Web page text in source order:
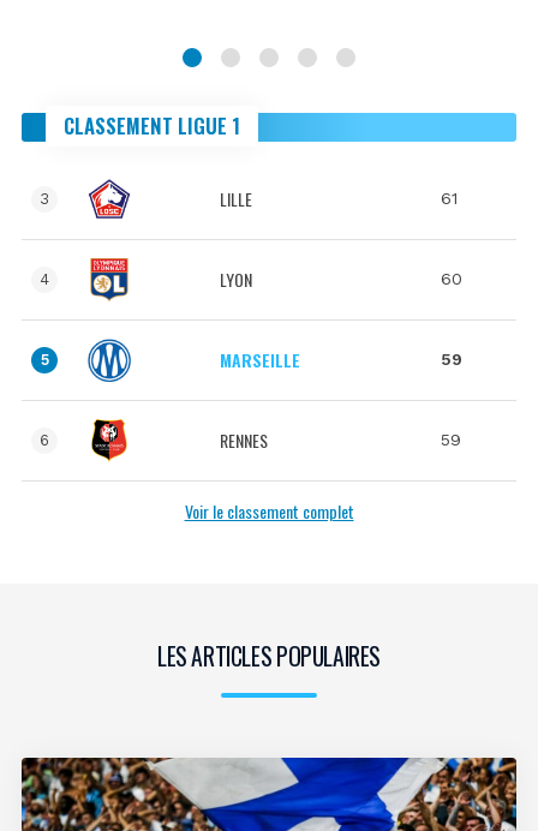
CLASSEMENT LIGUE 1
3 LILLE 61
4 LYON 60
5 MARSEILLE 59
6 RENNES 59
Voir le classement complet
LES ARTICLES POPULAIRES